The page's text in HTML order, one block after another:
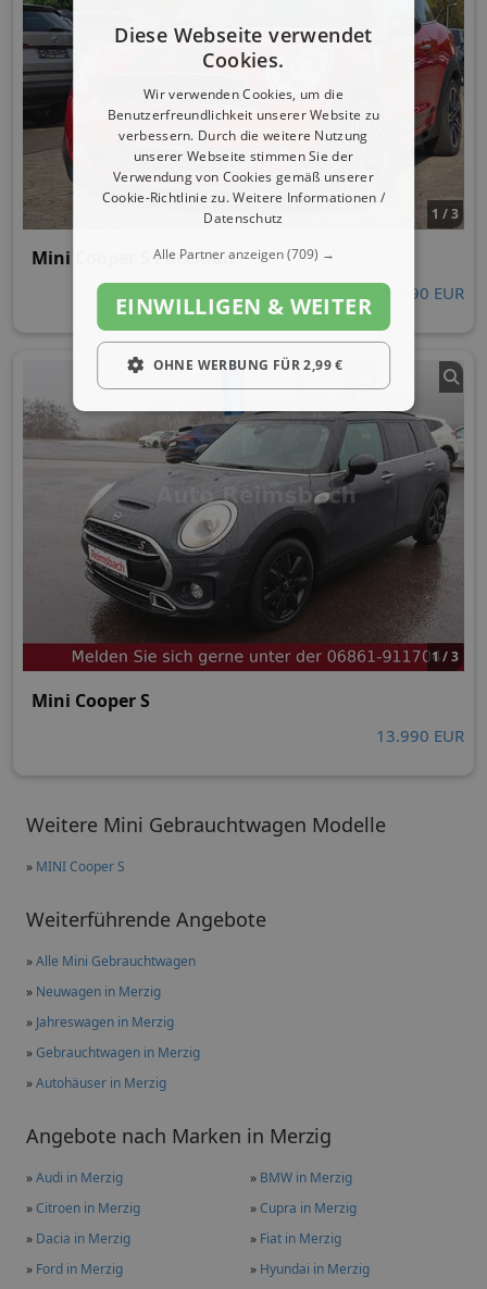
Weitere Mini Gebrauchtwagen Modelle
» MINI Cooper S
Weiterführende Angebote
»Alle Mini Gebrauchtwagen
» Neuwagen in Merzig
» Jahreswagen in Merzig
»Gebrauchtwagen in Merzig
»Autohäuser in Merzig
Angebote nach Marken in Merzig
»Audi in Merzig » BMW in Merzig
»Citroen in Merzig »Cupra in Merzig
» Dacia in Merzig » Fiat in Merzig
» Ford in Merzig » Hyundai in Merzig
1 / 3
Mini Cooper S Paceman
9.990 EUR
1 / 3
Mini Cooper S
13.990 EUR
Diese Webseite verwendet
Cookies.
Wir verwenden Cookies, um die
Benutzerfreundlichkeit unserer Website zu
verbessern. Durch die weitere Nutzung
unserer Webseite stimmen Sie der
Verwendung von Cookies gemäß unserer
Cookie-Richtlinie zu.Weitere Informationen /
Datenschutz
Alle Partner anzeigen(709) →
EINWILLIGEN & WEITER
OHNE WERBUNG FÜR 2,99 €